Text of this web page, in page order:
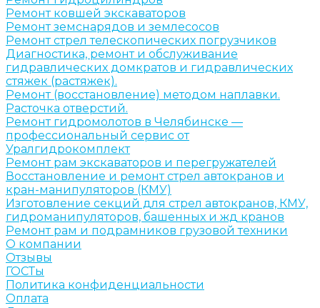
Ремонт ковшей экскаваторов
Ремонт земснарядов и землесосов
Ремонт стрел телескопических погрузчиков
Диагностика, ремонт и обслуживание
гидравлических домкратов и гидравлических
стяжек (растяжек).
Ремонт (восстановление) методом наплавки.
Расточка отверстий.
Ремонт гидромолотов в Челябинске —
профессиональный сервис от
Уралгидрокомплект
Ремонт рам экскаваторов и перегружателей
Восстановление и ремонт стрел автокранов и
кран-манипуляторов (КМУ)
Изготовление секций для стрел автокранов, КМУ,
гидроманипуляторов, башенных и жд кранов
Ремонт рам и подрамников грузовой техники
О компании
Отзывы
ГОСТы
Политика конфиденциальности
Оплата